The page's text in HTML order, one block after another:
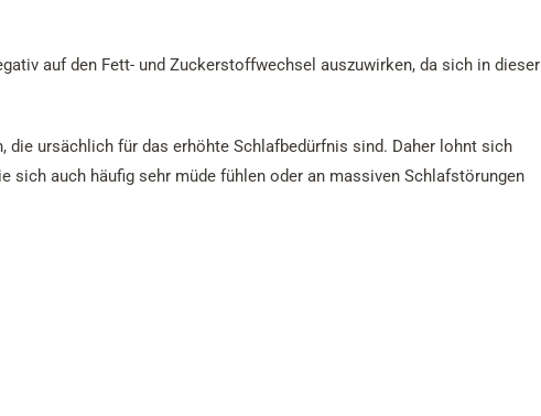
auf den Fett- und Zuckerstoffwechsel auszuwirken, da sich in dieser
die ursächlich für das erhöhte Schlafbedürfnis sind. Daher lohnt sich
sich auch häufig sehr müde fühlen oder an massiven Schlafstörungen